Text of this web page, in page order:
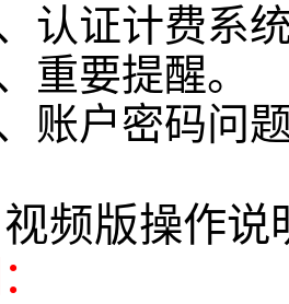
认证计费系
重要提醒。
账户密码问
频版操作说